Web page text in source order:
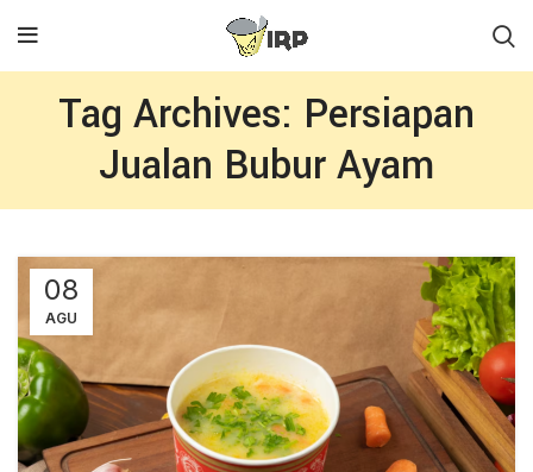
Tag Archives: Persiapan
Jualan Bubur Ayam
08
AGU